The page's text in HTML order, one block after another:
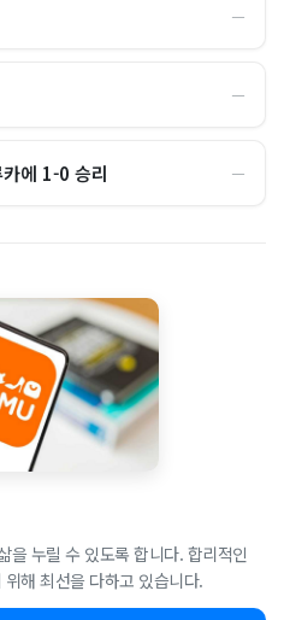
―
―
에 1-0 승리 ―
누릴 수 있도록 합니다. 합리적인
해 최선을 다하고 있습니다.